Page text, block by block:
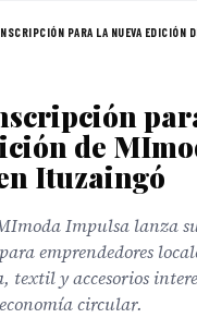
PARA LA NUEVA EDICIÓN
de
Ituzaingó
Impulsa lanza
emprendedores
y accesorios
circular.